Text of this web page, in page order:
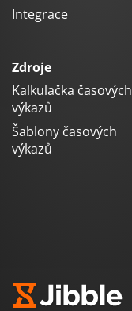
Integrace
Zdroje
Kalkulačka časových
výkazů
Šablony časových
výkazů